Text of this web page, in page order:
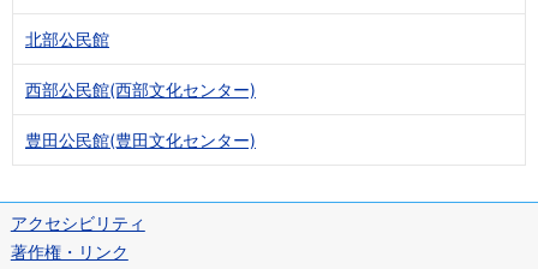
北部公民館
西部公民館(西部文化センター)
豊田公民館(豊田文化センター)
アクセシビリティ
著作権・リンク